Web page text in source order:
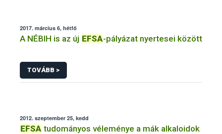
2017. március 6, hétfő
A NÉBIH is az új EFSA-pályázat nyertesei között
TOVÁBB >
2012. szeptember 25, kedd
EFSA tudományos véleménye a mák alkaloidok